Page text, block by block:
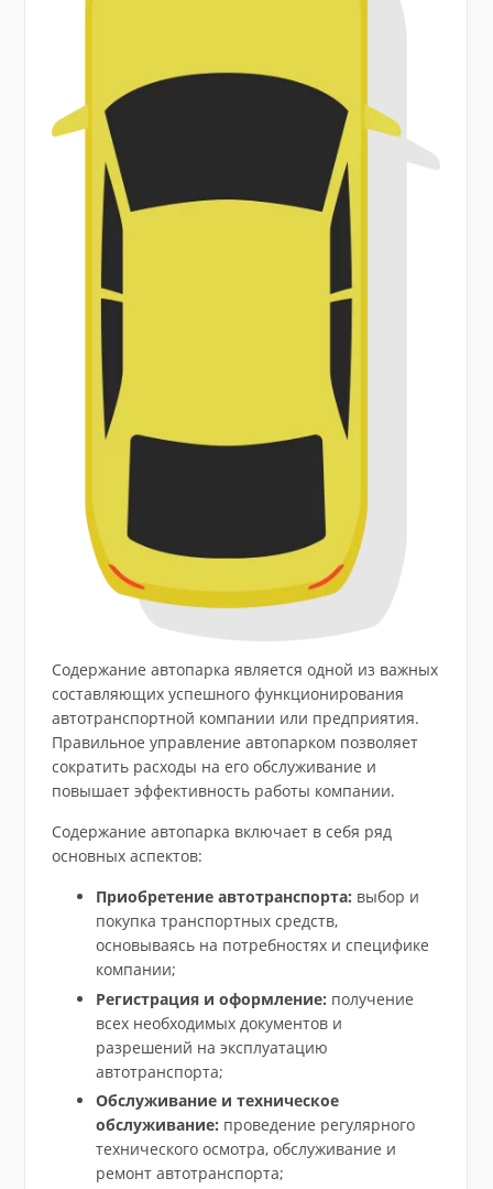
Содержание автопарка является одной из важных
составляющих успешного функционирования
автотранспортной компании или предприятия.
Правильное управление автопарком позволяет
сократить расходы на его обслуживание и
повышает эффективность работы компании.
Содержание автопарка включает в себя ряд
основных аспектов:
Приобретение автотранспорта: выбор и
покупка транспортных средств,
основываясь на потребностях и специфике
компании;
Регистрация и оформление: получение
всех необходимых документов и
разрешений на эксплуатацию
автотранспорта;
Обслуживание и техническое
обслуживание: проведение регулярного
технического осмотра, обслуживание и
ремонт автотранспорта;